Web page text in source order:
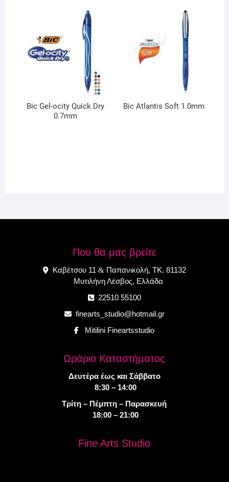
Bic Gel-ocity Quick Dry
0.7mm
Bic Atlantis Soft 1.0mm
Που θα μας βρείτε
Καβέτσου 11 &Παπανικολή, ΤΚ. 81132
Μυτιλήνη Λέσβος, Ελλάδα
22510 55100
finearts_studio@hotmail.gr
Mitilini Fineartsstudio
Ωράριο Καταστήματος
Δευτέρα έως και Σάββατο
8:30 – 14:00
Τρίτη – Πέμπτη – Παρασκευή
18:00 – 21:00
Fine Arts Studio